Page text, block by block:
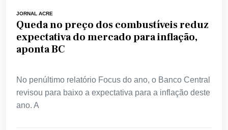
JORNAL ACRE
Queda no preço dos combustíveis reduz
expectativa do mercado para inflação,
aponta BC
No penúltimo relatório Focus do ano, o Banco Central
revisou para baixo a expectativa para a inflação deste
ano. A